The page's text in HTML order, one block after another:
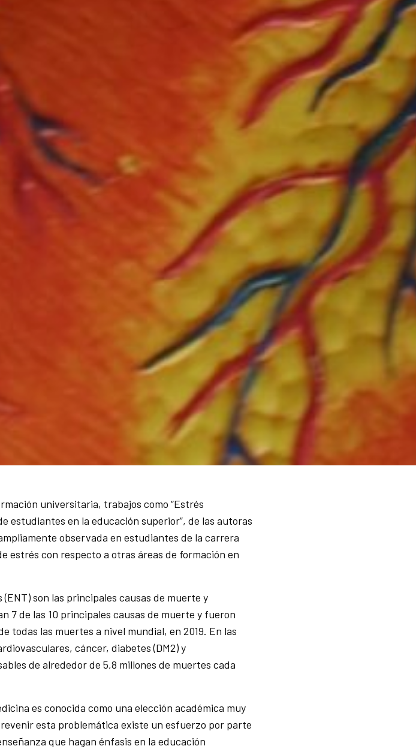
universitaria, trabajos como “Estrés
estudiantes en la educación superior”, de las autoras
observada en estudiantes de la carrera
estrés con respecto a otras áreas de formación en
son las principales causas de muerte y
7 de las 10 principales causas de muerte y fueron
todas las muertes a nivel mundial, en 2019. En las
cáncer, diabetes (DM2) y
de alrededor de 5,8 millones de muertes cada
es conocida como una elección académica muy
esta problemática existe un esfuerzo por parte
que hagan énfasis en la educación